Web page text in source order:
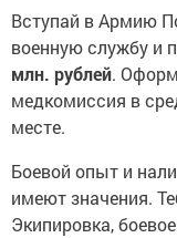
Вступай в Армию
военную службу и
млн. рублей.
медкомиссия в
месте.
Боевой опыт и
имеют значения.
Экипировка,